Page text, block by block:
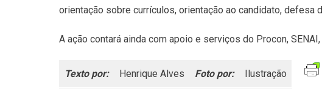
orientação sobre currículos, orientação ao candidato,
A ação contará ainda com apoio e serviços do Procon,
Texto por: Henrique Alves Foto por: Ilustração